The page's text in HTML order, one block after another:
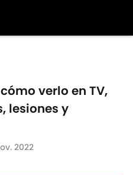
verlo en TV,
lesiones y
2022